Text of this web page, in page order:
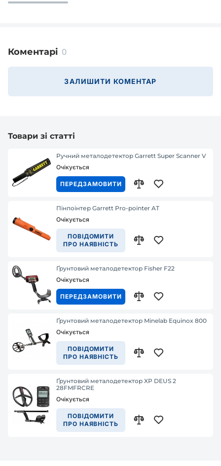
Коментарі 0
ЗАЛИШИТИ КОМЕНТАР
Товари зі статті
Ручний металодетектор Garrett Super Scanner V
Очікується
ПЕРЕДЗАМОВИТИ
Пінпоінтер Garrett Pro-pointer AT
Очікується
ПОВІДОМИТИ
ПРО НАЯВНІСТЬ
Ґрунтовий металодетектор Fisher F22
Очікується
ПЕРЕДЗАМОВИТИ
Ґрунтовий металодетектор Minelab Equinox 800
Очікується
ПОВІДОМИТИ
ПРО НАЯВНІСТЬ
Ґрунтовий металодетектор XP DEUS 2
28FMFRCRE
Очікується
ПОВІДОМИТИ
ПРО НАЯВНІСТЬ